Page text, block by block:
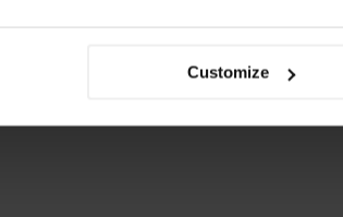
Customize